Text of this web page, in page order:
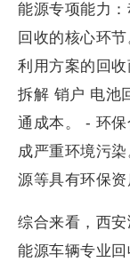
能源专项能力
回收的核心环
利用方案的回
拆解 销户 电池
通成本。 - 环
成严重环境污
源等具有环保资
综合来看，西
能源车辆专业